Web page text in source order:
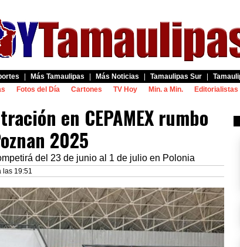
Más Tamaulipas Más Noticias Tamaulipas Sur
Fotos del Día Cartones TV Hoy Min. a Min. Editorialistas
en CEPAMEX rumbo
2025
del 23 de junio al 1 de julio en Polonia
las 19:51